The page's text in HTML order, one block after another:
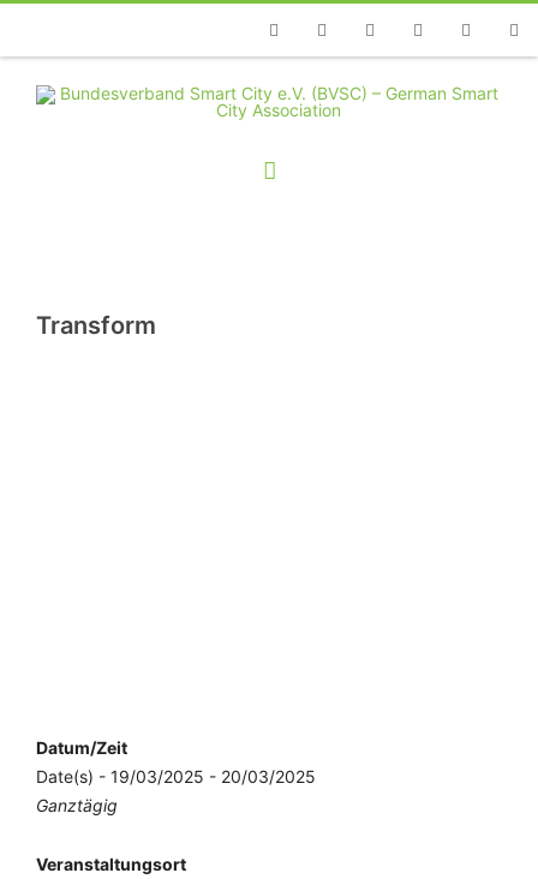
TelefonFacebookTwitterYoutubeInstagramLinkedin
Transform
Datum/Zeit
Date(s) - 19/03/2025 - 20/03/2025
Ganztägig
Veranstaltungsort